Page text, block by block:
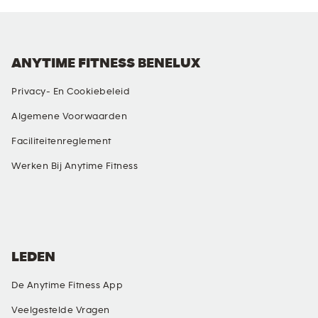
ANYTIME FITNESS BENELUX
Privacy- En Cookiebeleid
Algemene Voorwaarden
Faciliteitenreglement
Werken Bij Anytime Fitness
LEDEN
De Anytime Fitness App
Veelgestelde Vragen